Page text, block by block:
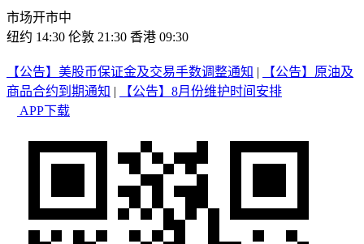
市场开市中
纽约 14:30 伦敦 21:30 香港 09:30
【公告】美股币保证金及交易手数调整通知 |
【公告】原油及
商品合约到期通知 |
【公告】8月份维护时间安排
APP下载